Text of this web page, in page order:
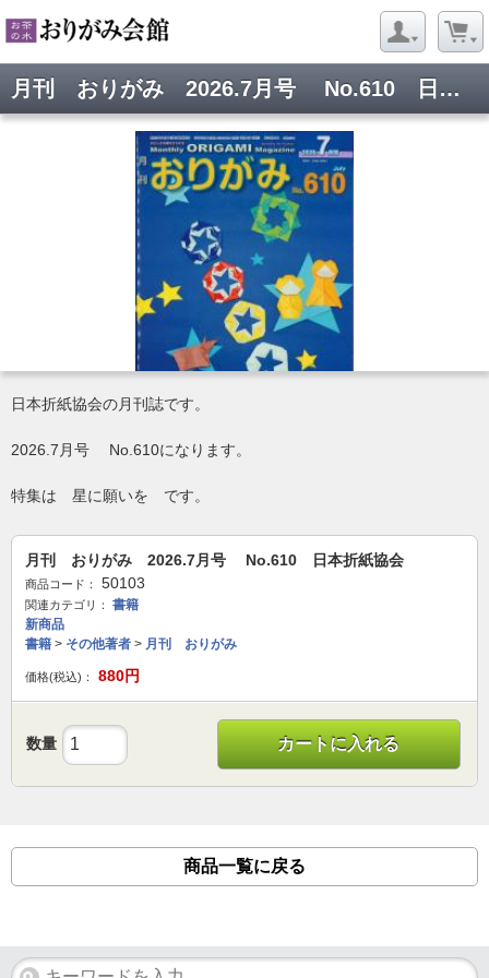
月刊 おりがみ 2026.7月号 No.610 日本折紙協会
日本折紙協会の月刊誌です。
2026.7月号 No.610になります。
特集は 星に願いを です。
月刊 おりがみ 2026.7月号 No.610 日本折紙協会
商品コード： 50103
関連カテゴリ：
書籍
新商品
書籍 > その他著者 > 月刊 おりがみ
価格(税込)： 880円
数量 カートに入れる
商品一覧に戻る